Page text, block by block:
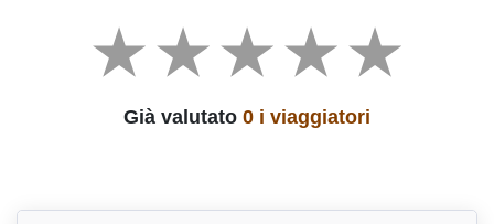
Già valutato 0 i viaggiatori